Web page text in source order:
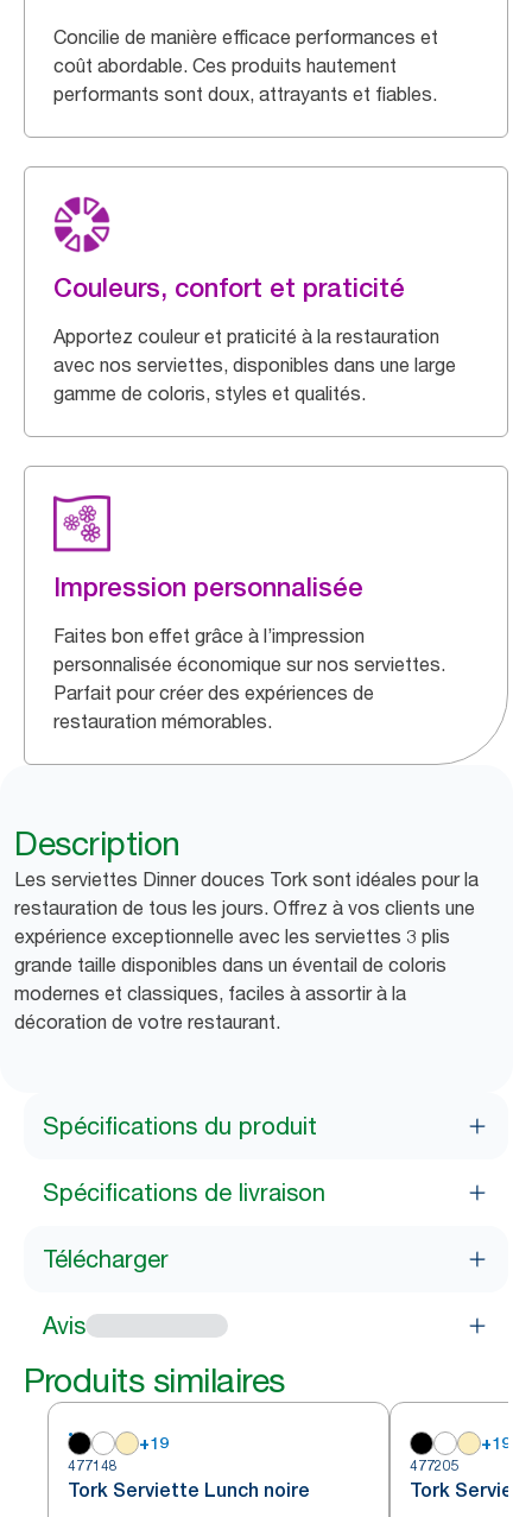
Concilie de manière efficace performances et
coût abordable. Ces produits hautement
performants sont doux, attrayants et fiables.
Couleurs, confort et praticité
Apportez couleur et praticité à la restauration
avec nos serviettes, disponibles dans une large
gamme de coloris, styles et qualités.
Impression personnalisée
Faites bon effet grâce à l’impression
personnalisée économique sur nos serviettes.
Parfait pour créer des expériences de
restauration mémorables.
Description
Les serviettes Dinner douces Tork sont idéales pour la
restauration de tous les jours. Offrez à vos clients une
expérience exceptionnelle avec les serviettes 3 plis
grande taille disponibles dans un éventail de coloris
modernes et classiques, faciles à assortir à la
décoration de votre restaurant.
Spécifications du produit
Spécifications de livraison
Télécharger
Avis
Produits similaires
+19
477148
Tork Serviette Lunch noire
+19
477205
Tork